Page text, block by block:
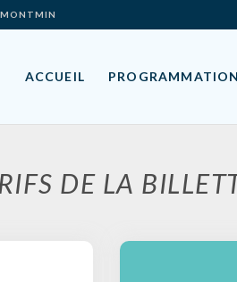
MONTMIN
ACCUEIL PROGRAMMATION
DE LA